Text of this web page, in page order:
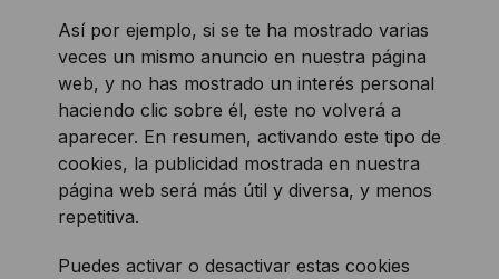
Así por ejemplo, si se te ha mostrado varias
veces un mismo anuncio en nuestra página
web, y no has mostrado un interés personal
haciendo clic sobre él, este no volverá a
aparecer. En resumen, activando este tipo de
cookies, la publicidad mostrada en nuestra
página web será más útil y diversa, y menos
repetitiva.
Puedes activar o desactivar estas cookies